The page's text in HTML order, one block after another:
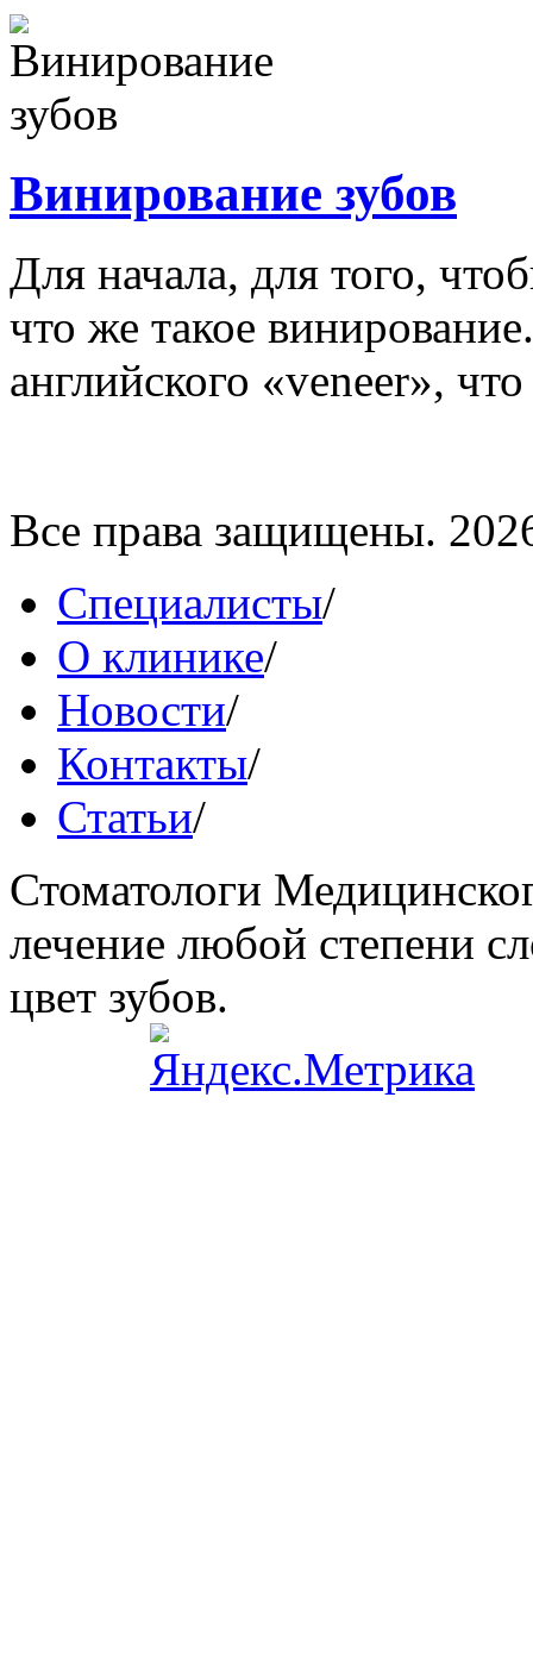
Винирование зубов
Для начала, для того,
что же такое
английского «veneer»,
Все права защищены.
Специалисты/
О клинике/
Новости/
Контакты/
Статьи/
Стоматологи
лечение любой степени
цвет зубов.